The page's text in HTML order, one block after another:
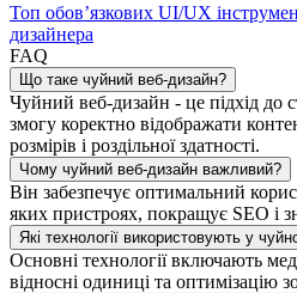
Топ обов’язкових UI/UX
дизайнера
FAQ
Що таке чуйний веб-дизайн?
Чуйний веб-дизайн - це підхід до
змогу коректно відображати
розмірів і роздільної здатності.
Чому чуйний веб-дизайн важливий?
Він забезпечує оптимальний
яких пристроях, покращує SEO і
Які технології використовують у
Основні технології включають
відносні одиниці та оптимізацію